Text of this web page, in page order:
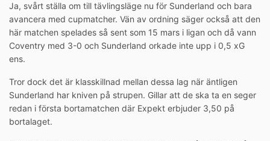
Ja, svårt ställa om till tävlingsläge nu för Sunderland och bara
avancera med cupmatcher. Vän av ordning säger också att den
här matchen spelades så sent som 15 mars i ligan och då vann
Coventry med 3-0 och Sunderland orkade inte upp i 0,5 xG
ens.
Tror dock det är klasskillnad mellan dessa lag när äntligen
Sunderland har kniven på strupen. Gillar att de ska ta en seger
redan i första bortamatchen där Expekt erbjuder 3,50 på
bortalaget.